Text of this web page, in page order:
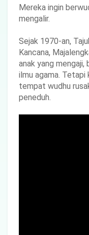
Mereka ingin
mengalir.
Sejak 1970-an,
Kancana,
anak yang mengaji,
ilmu agama. Tetapi
tempat wudhu
peneduh.